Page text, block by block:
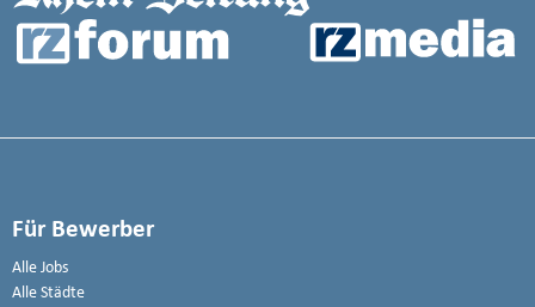
Für Bewerber
Alle Jobs
Alle Städte